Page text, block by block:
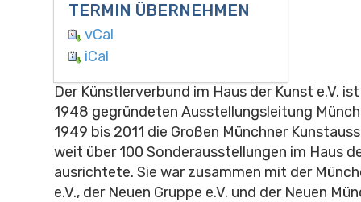
TERMIN ÜBERNEHMEN
vCal
iCal
Der Künstlerverbund im Haus der Kunst e.V.
1948 gegründeten Ausstellungsleitung
1949 bis 2011 die Großen Münchner
weit über 100 Sonderausstellungen im Haus
ausrichtete. Sie war zusammen mit der
e.V., der Neuen Gruppe e.V. und der Neuen